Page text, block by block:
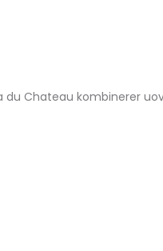
Chateau kombinerer